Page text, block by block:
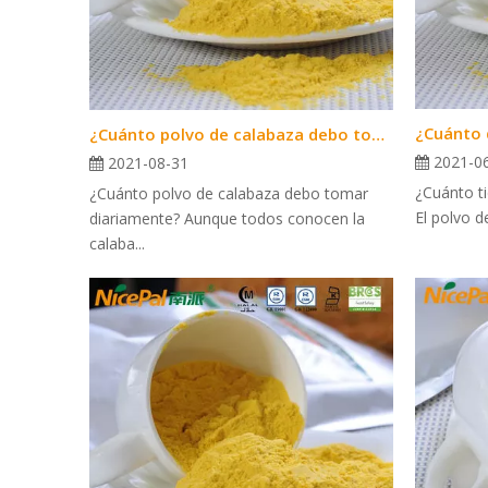
¿Cuánto polvo de calabaza debo tomar diariamente?
2021-08-31
¿Cuánto polvo de calabaza debo tomar
diariamente? Aunque todos conocen la
calaba...
¿Cuánto
2021-
¿Cuánto
El polvo